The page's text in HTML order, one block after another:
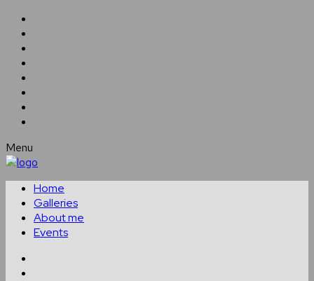
Menu
Home
Galleries
About me
Events